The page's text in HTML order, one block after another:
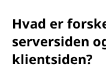
Hvad er
serversiden
klientsiden?